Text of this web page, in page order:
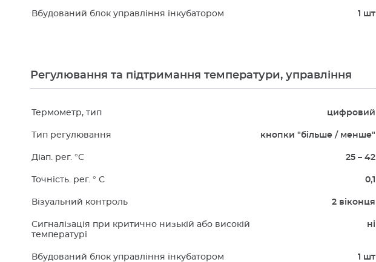
Вбудований блок управління інкубатором 1 шт
Регулювання та підтримання температури, управління
Термометр, тип цифровий
Тип регулювання кнопки "більше / менше"
Діап. рег. °C 25 – 42
Точність. рег. ° C 0,1
Візуальний контроль 2 віконця
Сигналізація при критично низькій або високій
температурі
ні
Вбудований блок управління інкубатором 1 шт